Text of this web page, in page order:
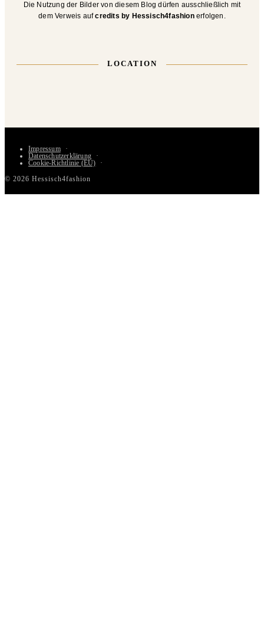
Die Nutzung der Bilder von diesem Blog dürfen ausschließlich mit
dem Verweis aufcredits by Hessisch4fashionerfolgen.
LOCATION
Impressum
Datenschutzerklärung
Cookie-Richtlinie (EU)
© 2026 Hessisch4fashion